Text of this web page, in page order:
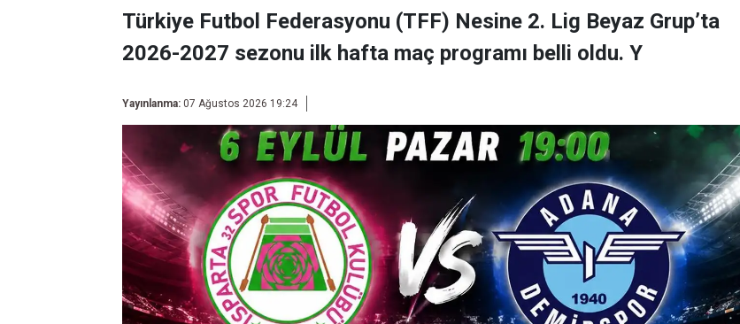
Türkiye Futbol Federasyonu (TFF) Nesine 2. Lig Beyaz Grup’ta
2026-2027 sezonu ilk hafta maç programı belli oldu. Y
Yayınlanma: 07 Ağustos 2026 19:24